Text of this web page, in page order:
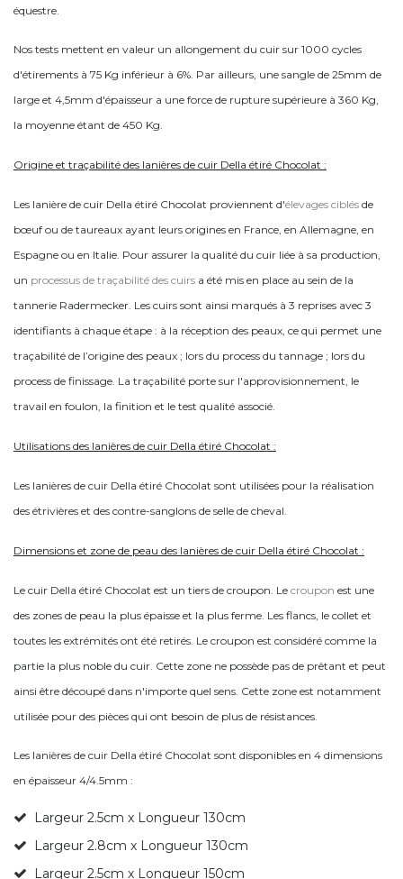
équestre.
Nos tests mettent en valeur un allongement du cuir sur 1000 cycles
d'étirements à 75 Kg inférieur à 6%. Par ailleurs, une sangle de 25mm de
large et 4,5mm d'épaisseur a une force de rupture supérieure à 360 Kg,
la moyenne étant de 450 Kg.
Origine et traçabilité des lanières de cuir Della étiré Chocolat :
Les lanière de cuir Della étiré Chocolat proviennent d'élevages ciblés de
bœuf ou de taureaux ayant leurs origines en France, en Allemagne, en
Espagne ou en Italie. Pour assurer la qualité du cuir liée à sa production,
un processus de traçabilité des cuirs a été mis en place au sein de la
tannerie Radermecker. Les cuirs sont ainsi marqués à 3 reprises avec 3
identifiants à chaque étape : à la réception des peaux, ce qui permet une
traçabilité de l’origine des peaux ; lors du process du tannage ; lors du
process de finissage. La traçabilité porte sur l'approvisionnement, le
travail en foulon, la finition et le test qualité associé.
Utilisations des lanières de cuir Della étiré Chocolat :
Les lanières de cuir Della étiré Chocolat sont utilisées pour la réalisation
des étrivières et des contre-sanglons de selle de cheval.
Dimensions et zone de peau des lanières de cuir Della étiré Chocolat :
Le cuir Della étiré Chocolat est un tiers de croupon. Le croupon est une
des zones de peau la plus épaisse et la plus ferme. Les flancs, le collet et
toutes les extrémités ont été retirés. Le croupon est considéré comme la
partie la plus noble du cuir. Cette zone ne possède pas de prêtant et peut
ainsi être découpé dans n'importe quel sens. Cette zone est notamment
utilisée pour des pièces qui ont besoin de plus de résistances.
Les lanières de cuir Della étiré Chocolat sont disponibles en 4 dimensions
en épaisseur 4/4.5mm :
Largeur 2.5cm x Longueur 130cm
Largeur 2.8cm x Longueur 130cm
Largeur 2.5cm x Longueur 150cm